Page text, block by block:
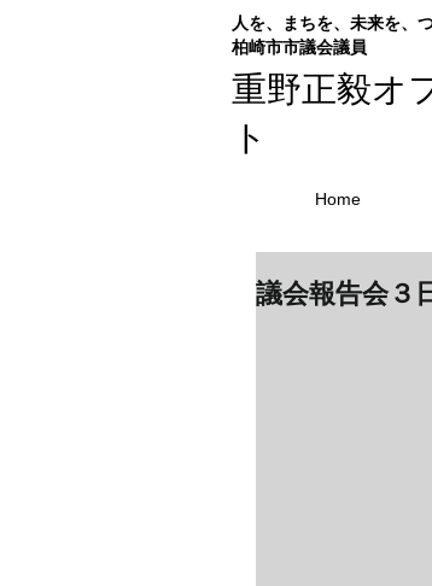
人を、まちを、未来を、
​柏崎市市議会議員
重野正毅オ
ト
Home
議会報告会